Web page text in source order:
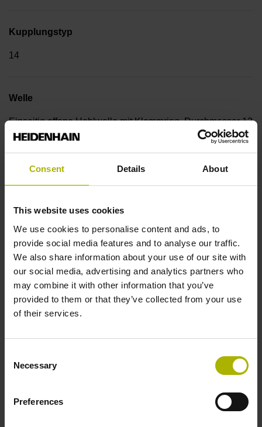
Consent Details About
This website uses cookies
We use cookies to personalise content and ads, to
provide social media features and to analyse our traffic.
We also share information about your use of our site with
our social media, advertising and analytics partners who
may combine it with other information that you’ve
provided to them or that they’ve collected from your use
of their services.
Selection
Necessary
Preferences
Kupplungstyp
14
Welle
Einseitig offene Hohlwelle mit Klemmring, Durchmesser 12
mm, Tiefe 24 mm
Schutzart
IP64 (EN60529)
Arbeitstemperatur
01